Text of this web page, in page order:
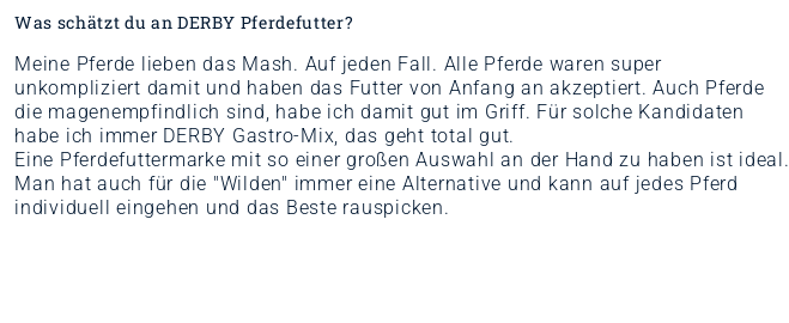
Was schätzt du an DERBY Pferdefutter?
Meine Pferde lieben das Mash. Auf jeden Fall. Alle Pferde waren super
unkompliziert damit und haben das Futter von Anfang an akzeptiert. Auch Pferde
die magenempfindlich sind, habe ich damit gut im Griff. Für solche Kandidaten
habe ich immer DERBY Gastro-Mix, das geht total gut.
Eine Pferdefuttermarke mit so einer großen Auswahl an der Hand zu haben ist ideal.
Man hat auch für die "Wilden" immer eine Alternative und kann auf jedes Pferd
individuell eingehen und das Beste rauspicken.